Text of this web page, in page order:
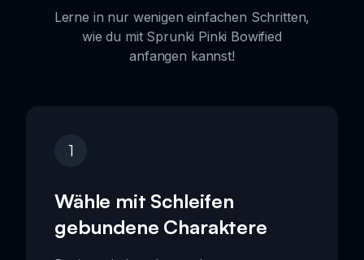
Lerne in nur wenigen einfachen Schritten,
wie du mit Sprunki Pinki Bowified
anfangen kannst!
1
Wähle mit Schleifen
gebundene Charaktere